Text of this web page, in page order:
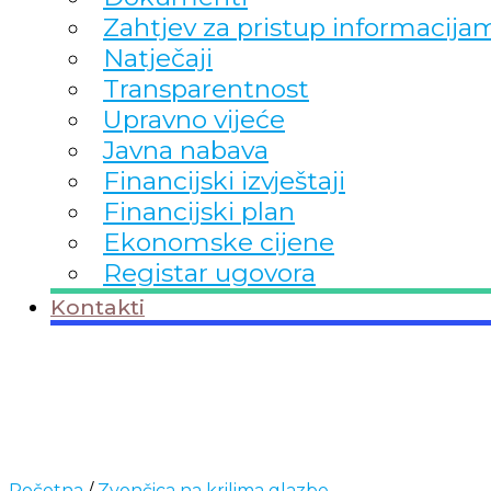
Zahtjev za pristup
Natječaji
Transparentnost
Upravno vijeće
Javna nabava
Financijski izvještaji
Financijski plan
Ekonomske cijene
Registar ugovora
Kontakti